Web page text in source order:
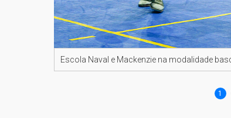
Escola Naval e Mackenzie na modalidade
1